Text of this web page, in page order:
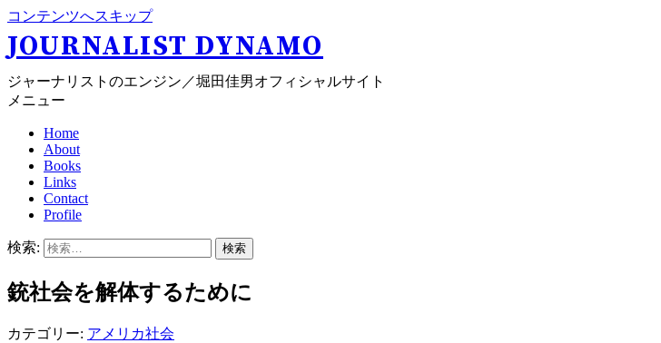
コンテンツへスキップ
JOURNALIST DYNAMO
ジャーナリストのエンジン／堀田佳男オフィシャルサイト
メニュー
Home
About
Books
Links
Contact
Profile
検索:
銃社会を解体するために
カテゴリー: アメリカ社会